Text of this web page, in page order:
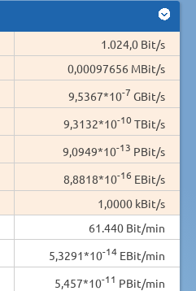
1.024,0 Bit/s
0,00097656 MBit/s
9,5367*10-7 GBit/s
9,3132*10-10 TBit/s
9,0949*10-13 PBit/s
8,8818*10-16 EBit/s
1,0000 kBit/s
61.440 Bit/min
5,3291*10-14 EBit/min
5,457*10-11 PBit/min